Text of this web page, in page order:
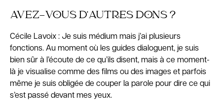
AVEZ-VOUS D’AUTRES DONS ?
Cécile Lavoix : Je suis médium mais j’ai plusieurs
fonctions. Au moment où les guides dialoguent, je suis
bien sûr à l’écoute de ce qu’ils disent, mais à ce moment-
là je visualise comme des films ou des images et parfois
même je suis obligée de couper la parole pour dire ce qui
s’est passé devant mes yeux.